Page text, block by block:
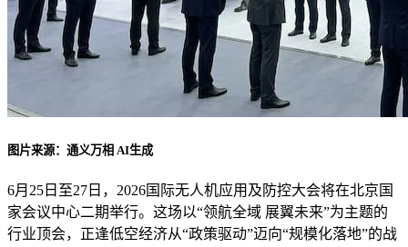
图片来源：通义万相 AI生成
6月25日至27日，2026国际无人机应用及防控大会将在北京国
家会议中心二期举行。这场以“领航全域 展翼未来”为主题的
行业顶会，正逢低空经济从“政策驱动”迈向“规模化落地”的战